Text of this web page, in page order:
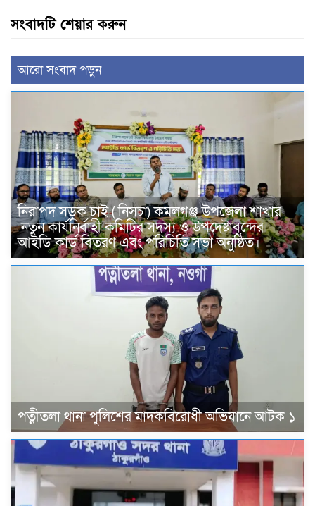
সংবাদটি শেয়ার করুন
আরো সংবাদ পড়ুন
নিরাপদ সড়ক চাই ( নিসচা) কমলগঞ্জ উপজেলা শাখার
নতুন কার্যনির্বাহী কমিটির সদস্য ও উপদেষ্টাবৃন্দের
আইডি কার্ড বিতরণ এবং পরিচিতি সভা অনুষ্ঠিত।
পত্নীতলা থানা পুলিশের মাদকবিরোধী অভিযানে আটক ১